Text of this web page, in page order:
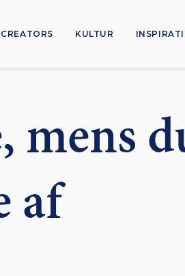
CREATORS KULTUR
mens
af